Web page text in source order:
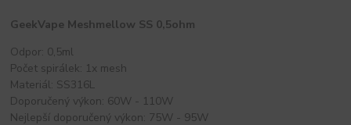
GeekVape Meshmellow SS 0,5ohm
Odpor: 0,5ml
Počet spirálek: 1x mesh
Materiál: SS316L
Doporučený výkon: 60W - 110W
Nejlepší doporučený výkon: 75W - 95W